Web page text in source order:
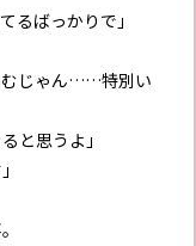
るばっかりで」
むじゃん……特別い
と思うよ」